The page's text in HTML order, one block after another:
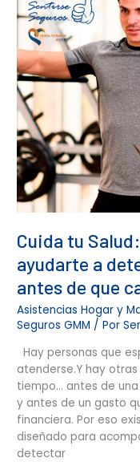
Cuida tu
ayudarte a
antes de que
Asistencias Hogar y
Seguros GMM / Por
Hay personas que
atenderse.Y hay
tiempo… antes de
y antes de un gasto
financiera. Por eso
diseñado para
detectar
Salud:
beneficio
que
puede
ayudarte
a
detectar
enfermedades
antes
de
que
tu